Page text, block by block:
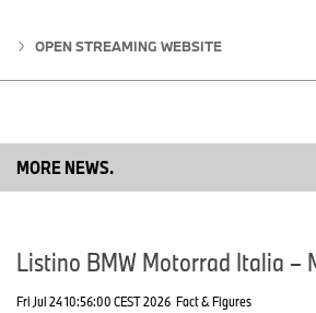
OPEN STREAMING WEBSITE
MORE NEWS.
Listino BMW Motorrad Italia –
Fri Jul 24 10:56:00 CEST 2026 Fact & Figures